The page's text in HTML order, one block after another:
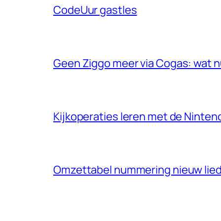
CodeUur gastles
Geen Ziggo meer via Cogas: wat
Kijkoperaties leren met de
Omzettabel nummering nieuw